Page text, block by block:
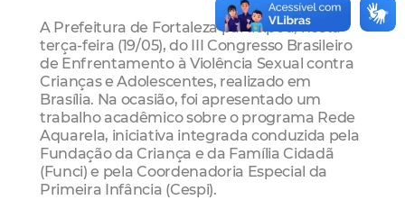
A Prefeitura de Fortaleza participou, nesta
terça-feira (19/05), do III Congresso Brasileiro
de Enfrentamento à Violência Sexual contra
Crianças e Adolescentes, realizado em
Brasília. Na ocasião, foi apresentado um
trabalho acadêmico sobre o programa Rede
Aquarela, iniciativa integrada conduzida pela
Fundação da Criança e da Família Cidadã
(Funci) e pela Coordenadoria Especial da
Primeira Infância (Cespi).